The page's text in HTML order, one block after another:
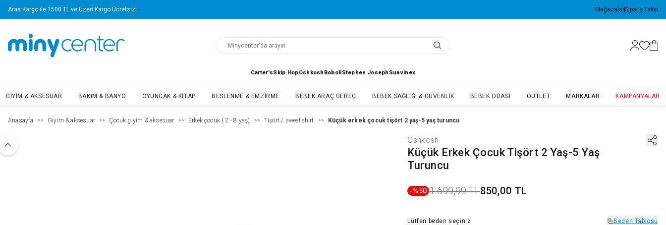
Aras Kargo ile 1500 TL ve Üzeri Kargo Ücretsiz! MağazalarSipariş Takip
Carter'sSkip HopOshkosh BoboliStephen Joseph Suavinex
GIYIM & AKSESUAR BAKIM & BANYO OYUNCAK & KITAP BESLENME & EMZIRME BEBEK ARAÇ GEREÇ BEBEK SAĞLIĞI & GÜVENLIK BEBEK ODASI OUTLET MARKALAR KAMPANYALAR
Anasayfa >> Giyim & aksesuar >> Çocuk giyim & aksesuar >> Erkek çocuk ( 2 - 8 yaş) >> Tişört / sweatshirt >> Küçük erkek çocuk tişört 2 yaş-5 yaş turuncu
Oshkosh
Küçük Erkek Çocuk Tişört 2 Yaş-5 Yaş
Turuncu
-%50 1.699,99 TL850,00 TL
Lütfen beden seçiniz
Beden Tablosu